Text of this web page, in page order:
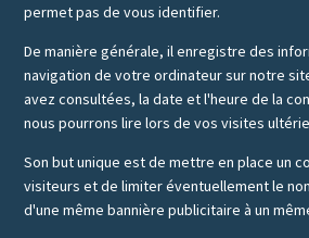
permet pas de vous identifier.
De manière générale, il enregistre des
navigation de votre ordinateur sur notre
avez consultées, la date et l'heure de la
nous pourrons lire lors de vos visites
Son but unique est de mettre en place un
visiteurs et de limiter éventuellement le
d'une même bannière publicitaire à un